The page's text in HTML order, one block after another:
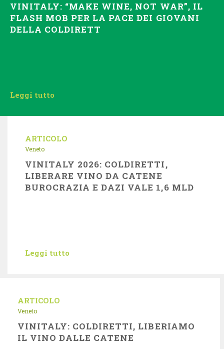
VINITALY: “MAKE WINE, NOT WAR”, IL
FLASH MOB PER LA PACE DEI GIOVANI
DELLA COLDIRETT
Leggi tutto
ARTICOLO
Veneto
VINITALY 2026: COLDIRETTI,
LIBERARE VINO DA CATENE
BUROCRAZIA E DAZI VALE 1,6 MLD
Leggi tutto
ARTICOLO
Veneto
VINITALY: COLDIRETTI, LIBERIAMO
IL VINO DALLE CATENE